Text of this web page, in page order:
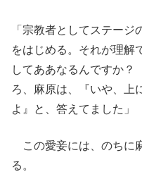
「宗教者としてステー
をはじめる。それが理解
してああなるんですか
ろ、麻原は、『いや、上
よ』と、答えてました」
この愛妾には、のちに
る。